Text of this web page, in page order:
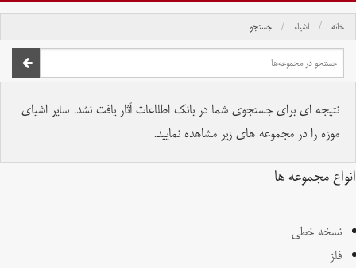
خانه اشیاء جستجو
نتیجه ای برای جستجوی شما در بانک اطلاعات آثار یافت نشد. سایر اشیای
موزه را در مجموعه های زیر مشاهده نمایید.
انواع مجموعه ها
نسخه خطی
فلز
تمام حقوق برای موسسه کتابخانه و موزه ملی ملک محفوظ است.